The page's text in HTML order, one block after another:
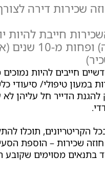
שכירות דירה
חודשים (או עם
חייבים להיות נמוכים מ- 20,000
במעון טיפולי/ סיעודי
להגנת הדייר חל עליהן לא
הקריטריונים, תוכלו
שכירות – הוספת
בתנאים מסוימים שקובע